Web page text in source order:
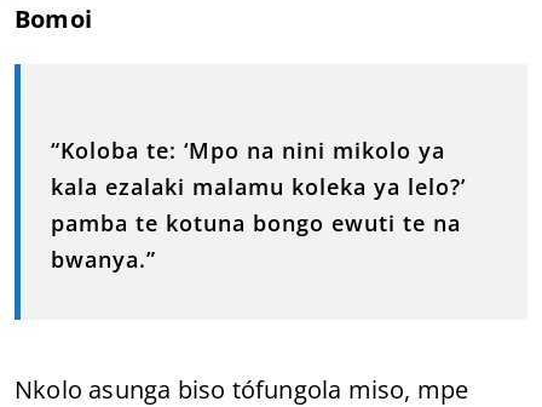
Bomoi
“Koloba te: ‘Mpo na nini mikolo ya
kala ezalaki malamu koleka ya lelo?’
pamba te kotuna bongo ewuti te na
bwanya.”
Nkolo asunga biso tófungola miso, mpe